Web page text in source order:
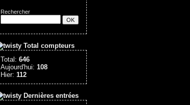
Rechercher
Total compteurs
Total: 646
Aujourd'hui: 108
Hier: 112
Dernières entrées